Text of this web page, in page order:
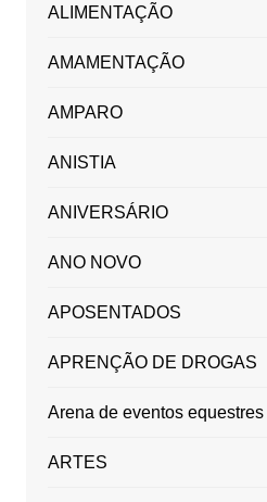
ALIMENTAÇÃO
AMAMENTAÇÃO
AMPARO
ANISTIA
ANIVERSÁRIO
ANO NOVO
APOSENTADOS
APRENÇÃO DE DROGAS
Arena de eventos
ARTES